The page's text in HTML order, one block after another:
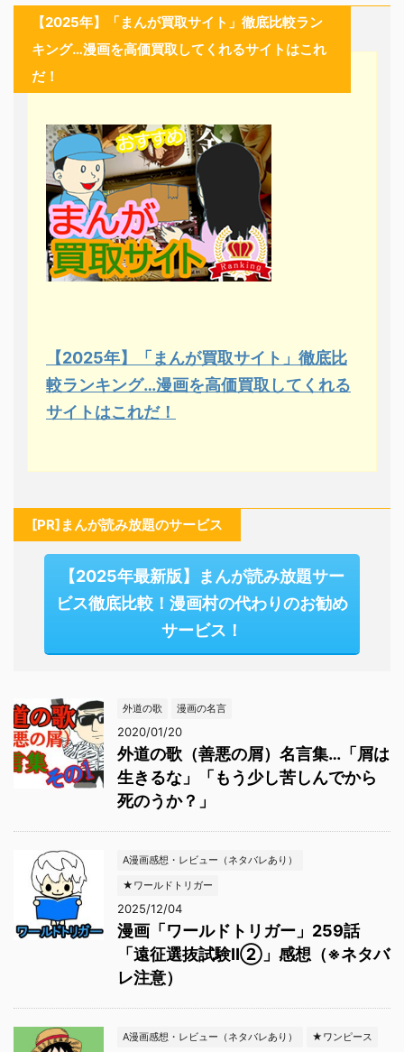
【2025年】「まんが買取サイト」徹底比較ラン
キング…漫画を高価買取してくれるサイトはこれ
だ！
【2025年】「まんが買取サイト」徹底比
較ランキング…漫画を高価買取してくれる
サイトはこれだ！
[PR]まんが読み放題のサービス
【2025年最新版】まんが読み放題サー
ビス徹底比較！漫画村の代わりのお勧め
サービス！
外道の歌 漫画の名言
2020/01/20
外道の歌（善悪の屑）名言集…「屑は
生きるな」「もう少し苦しんでから
死のうか？」
A漫画感想・レビュー（ネタバレあり）
★ワールドトリガー
2025/12/04
漫画「ワールドトリガー」259話
「遠征選抜試験Ⅱ②」感想（※ネタバ
レ注意）
A漫画感想・レビュー（ネタバレあり） ★ワンピース